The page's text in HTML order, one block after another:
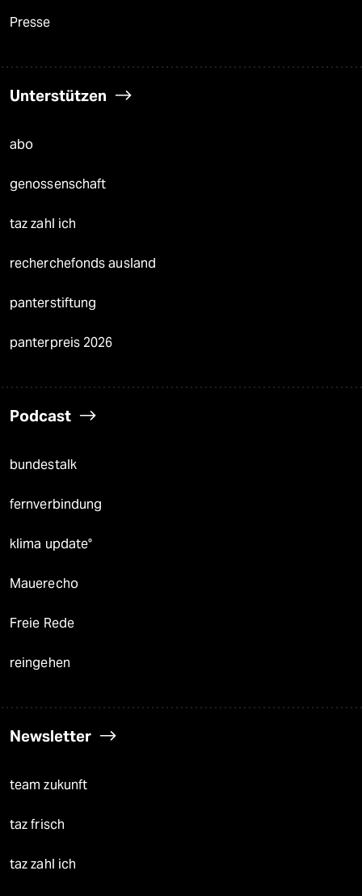
Presse
Unterstützen
abo
genossenschaft
taz zahl ich
recherchefonds ausland
panterstiftung
panterpreis 2026
Podcast
bundestalk
fernverbindung
klima update°
Mauerecho
Freie Rede
reingehen
Newsletter
team zukunft
taz frisch
taz zahl ich